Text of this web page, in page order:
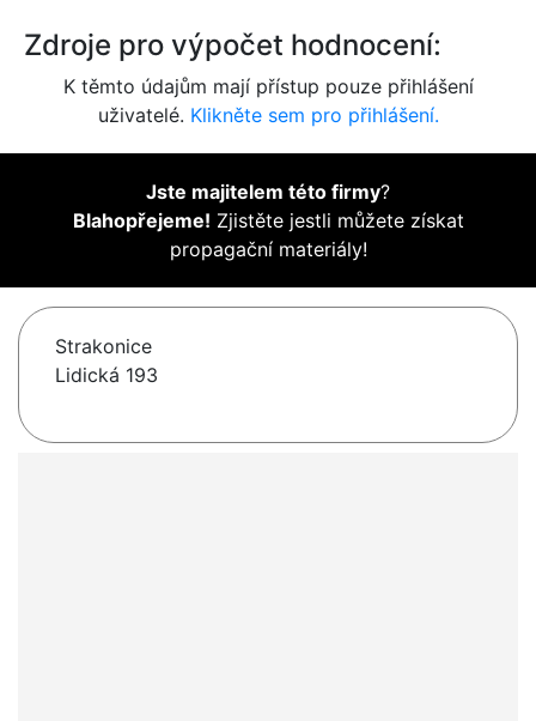
Zdroje pro výpočet hodnocení:
K těmto údajům mají přístup pouze přihlášení
uživatelé. Klikněte sem pro přihlášení.
Jste majitelem této firmy?
Blahopřejeme! Zjistěte jestli můžete získat
propagační materiály!
Strakonice
Lidická 193